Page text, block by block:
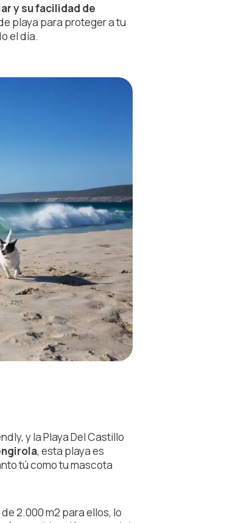
y su facilidad de
playa para proteger a tu
el día.
y la Playa Del Castillo
, esta playa es
tú como tu mascota
2.000 m2 para ellos, lo